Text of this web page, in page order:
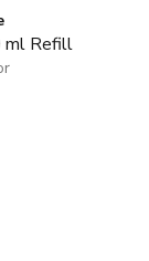
ml Refill